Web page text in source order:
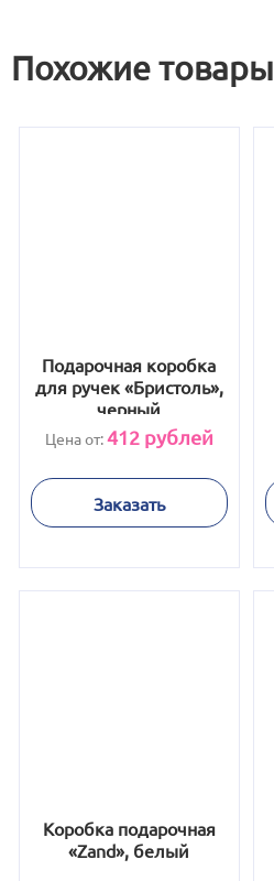
Похожие товары
Подарочная коробка
для ручек «Бристоль»,
черный
Цена от:412 рублей
Заказать
Коробка подарочная
«Zand», белый